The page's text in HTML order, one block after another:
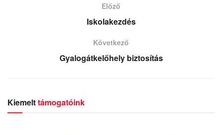
Előző
Iskolakezdés
Következő
Gyalogátkelőhely biztosítás
Kiemelttámogatóink